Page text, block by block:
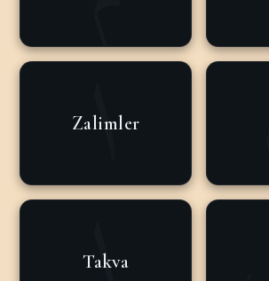
Zalimler
Takva